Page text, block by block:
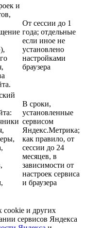
и
От сессии до 1
года; отдельные
если иное не
установлено
настройками
браузера
В сроки,
установленные
сервисом
Яндекс.Метрика;
как правило, от
сессии до 24
месяцев, в
зависимости от
настроек сервиса
и браузера
cookie и других
сервисов Яндекса